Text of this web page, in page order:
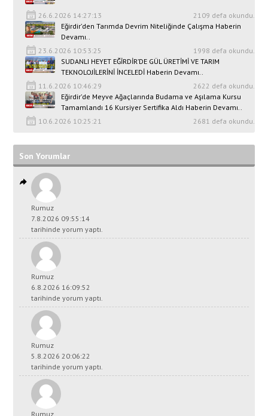
26.6.2026 14:27:13
2109 defa okundu.
Eğirdir’den Tarımda Devrim Niteliğinde Çalışma Haberin
Devamı..
23.6.2026 10:53:25
1998 defa okundu.
SUDANLI HEYET EĞİRDİR’DE GÜL ÜRETİMİ VE TARIM
TEKNOLOJİLERİNİ İNCELEDİ Haberin Devamı..
11.6.2026 10:46:29
2622 defa okundu.
Eğirdir’de Meyve Ağaçlarında Budama ve Aşılama Kursu
Tamamlandı 16 Kursiyer Sertifika Aldı Haberin Devamı..
10.6.2026 10:25:21
2681 defa okundu.
Son Yorumlar
Rumuz
7.8.2026 09:55:14
tarihinde yorum yaptı.
Rumuz
6.8.2026 16:09:52
tarihinde yorum yaptı.
Rumuz
5.8.2026 20:06:22
tarihinde yorum yaptı.
Rumuz